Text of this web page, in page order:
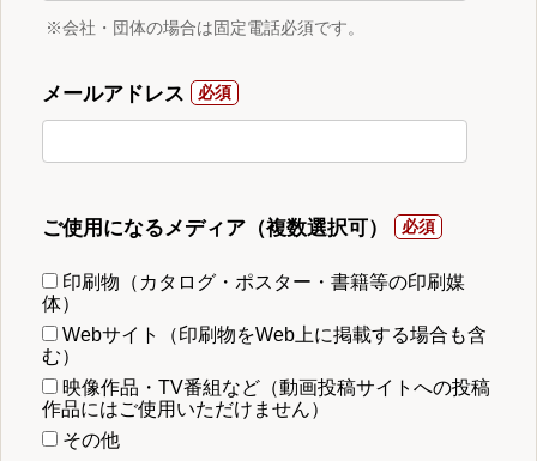
※会社・団体の場合は固定電話必須です。
メールアドレス
ご使用になるメディア（複数選択可）
印刷物（カタログ・ポスター・書籍等の印刷媒
体）
Webサイト（印刷物をWeb上に掲載する場合も含
む）
映像作品・TV番組など（動画投稿サイトへの投稿
作品にはご使用いただけません）
その他